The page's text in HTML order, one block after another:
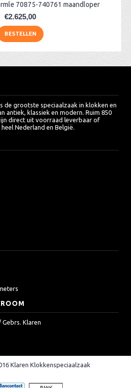
70875-740761 maandloper
€2.625,00
BESTELLEN
de grootste speciaalzaak in klokken en
antiek, klassiek en modern. Ruim 850
direct uit voorraad leverbaar of
Nederland en België.
Klaren
Klaren Klokkenspeciaalzaak